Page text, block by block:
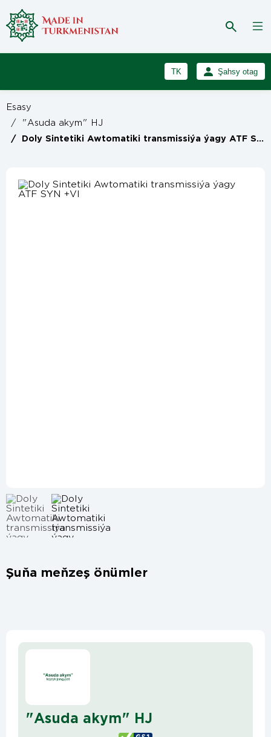
TK
RU
Şahsy otag
Esasy
/
"Asuda akym" HJ
/ Doly Sintetiki Awtomatiki transmissiýa ýagy ATF SYN +VI
Şuňa meňzeş önümler
"Asuda akym" HJ